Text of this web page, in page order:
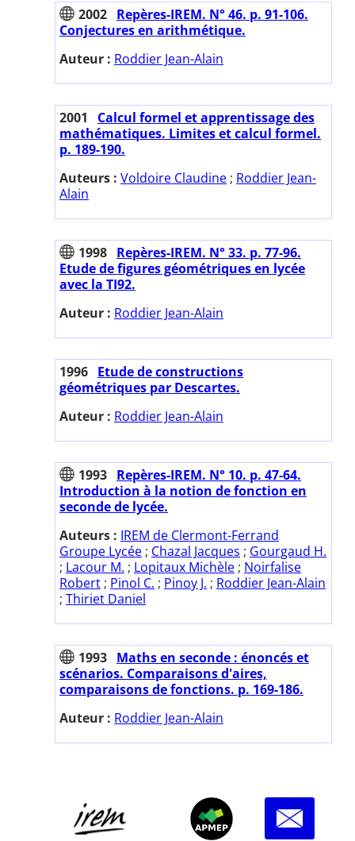
2002 Repères-IREM. N° 46. p. 91-106.
Conjectures en arithmétique.
Auteur : Roddier Jean-Alain
2001
Calcul formel et apprentissage des
mathématiques. Limites et calcul formel.
p. 189-190.
Auteurs : Voldoire Claudine ; Roddier Jean-
Alain
1998 Repères-IREM. N° 33. p. 77-96.
Etude de figures géométriques en lycée
avec la TI92.
Auteur : Roddier Jean-Alain
1996 Etude de constructions
géométriques par Descartes.
Auteur : Roddier Jean-Alain
1993 Repères-IREM. N° 10. p. 47-64.
Introduction à la notion de fonction en
seconde de lycée.
Auteurs : IREM de Clermont-Ferrand
Groupe Lycée ; Chazal Jacques ; Gourgaud H.
; Lacour M. ; Lopitaux Michèle ; Noirfalise
Robert ; Pinol C. ; Pinoy J. ; Roddier Jean-Alain
; Thiriet Daniel
1993 Maths en seconde : énoncés et
scénarios. Comparaisons d'aires,
comparaisons de fonctions. p. 169-186.
Auteur : Roddier Jean-Alain